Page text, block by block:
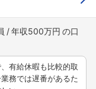
年収500万円
有給休暇も比較的取
務では遅番があるた